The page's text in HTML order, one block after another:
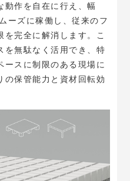
動作を自在に行え、幅
ーズに稼働し、従来のフ
を完全に解消します。こ
を無駄なく活用でき、特
ースに制限のある現場に
の保管能力と資材回転効